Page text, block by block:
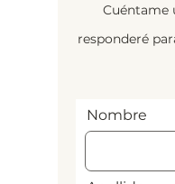
Cuéntame
responderé
Nombre